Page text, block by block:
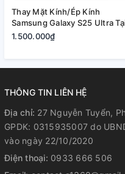
Thay Mặt Kính/Ép Kính
Samsung Galaxy S25 Ultra
Quận 2, Tp. Thủ Đức | Bảo
1.500.000₫
THÔNG TIN LIÊN HỆ
Địa chỉ: 27 Nguyễn Tuyển,
GPDK: 0315935007 do
vào ngày 22/10/2020
Điện thoại: 0933 666 506